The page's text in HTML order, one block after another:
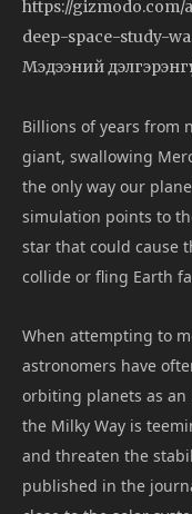
https://
deep-space-study-
Мэдээний
Billions of years from
giant, swallowing
the only way our
simulation points to
star that could cause
collide or fling Earth
When attempting to
astronomers have
orbiting planets as an
the Milky Way is
and threaten the
published in the